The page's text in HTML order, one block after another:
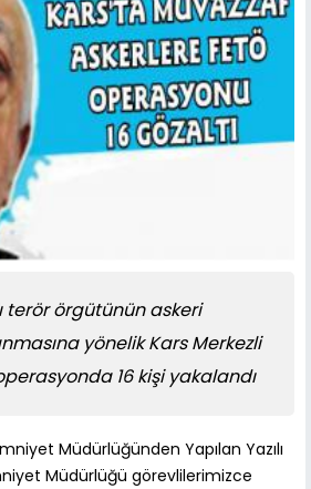
terör örgütünün askeri
yönelik Kars Merkezli
16 kişi yakalandı
Müdürlüğünden Yapılan Yazılı
Müdürlüğü görevlilerimizce